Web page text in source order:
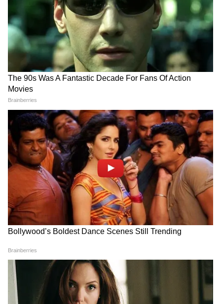
Malda News: বিধবা ভাতার টাকা ঢুকছে সধবার
অ্যাকাউন্টে, ফাঁস তৃণমূলের আরও কেচ্ছাকাহিনী
Mamata Banerjee: দলের অস্তিত্ব টিকিয়ে রাখতে
নতুন কৌশল, লোকসভায় যাচ্ছেন মমতা বন্দ্যোপাধ্যায়!
3
6
Image Credit : Asianet News
ফিরহাদের বিদায় নিয়ে কী বলললেন দিলীপ
ঘোষ
‘’এতদিন মাটিতে বসতেন? নাকি ভরতের মতো
খড়ম রেখে পুজো করতেন? ড্রামা মমতা ব্যানার্জির
কাছে শিখেছেন। কিছুদিন ড্রামা বন্ধ রাখুন। উনি কি
কি ডায়লগ দিয়েছিলেন ভিডিও দেখে নিন। কি
মারাত্মক অহংকার। মানুষকে আইনকে ডোন্ট
কেয়ার করেছেন। এখন উল্টো মুখে উল্টো কথা।
আজ যদি তৃণমূল কংগ্রেস সরকারে আসত তাহলে